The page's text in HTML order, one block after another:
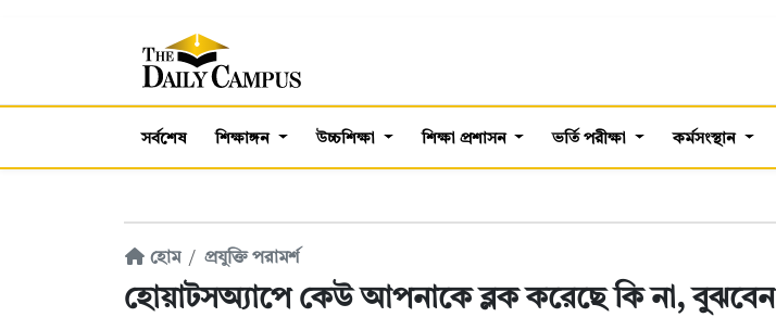
সর্বশেষ শিক্ষাঙ্গন উচ্চশিক্ষা শিক্ষা প্রশাসন ভর্তি পরীক্ষা কর্মসংস্থান
হোম প্রযুক্তি পরামর্শ
হোয়াটসঅ্যাপে কেউ আপনাকে ব্লক করেছে কি না, বুঝবেন